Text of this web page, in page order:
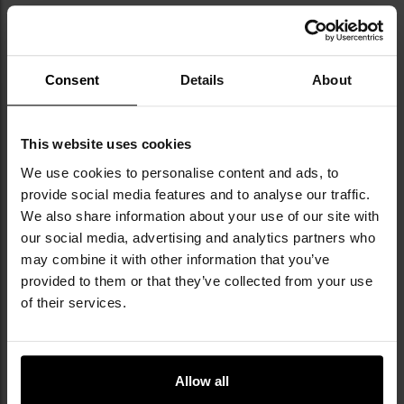
Consent Details About
This website uses cookies
We use cookies to personalise content and ads, to
provide social media features and to analyse our traffic.
We also share information about your use of our site with
our social media, advertising and analytics partners who
may combine it with other information that you’ve
provided to them or that they’ve collected from your use
of their services.
Allow all
МОДУЛЬНА СИСТЕМА MOLLE/PALS,
ПЕРЕДНЯ ПАНЕЛЬ VELCRO
На поверхні рюкзака пришиті стрічки, сумісні з
системою MOLLE/PALS, що дають змогу кріпити
додаткове спорядження та аксесуари. Передня
панель velcroдозволяє персоналізувати рюкзак
за допомогою нашивок, емблеми підрозділу або
Morale Patches.